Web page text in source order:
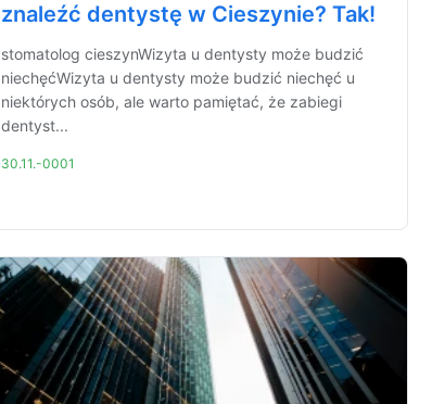
znaleźć dentystę w Cieszynie? Tak!
stomatolog cieszynWizyta u dentysty może budzić
niechęćWizyta u dentysty może budzić niechęć u
niektórych osób, ale warto pamiętać, że zabiegi
dentyst...
30.11.-0001